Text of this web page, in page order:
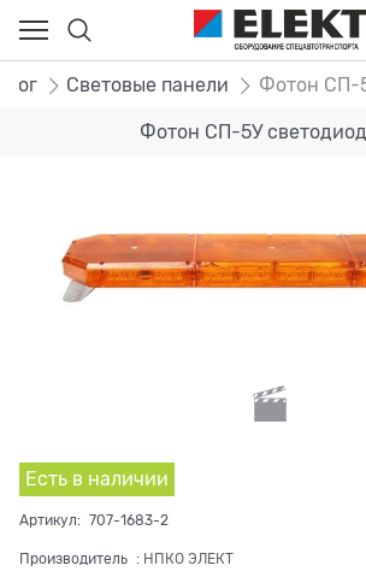
Световые панели Фотон СП-
Фотон СП-5У
Есть в наличии
Артикул: 707-1683-2
Производитель : НПКО ЭЛЕКТ